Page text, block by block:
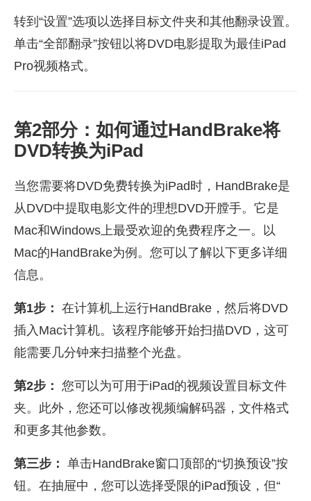
转到“设置”选项以选择目标文件夹和其他翻录设置。
单击“全部翻录”按钮以将DVD电影提取为最佳iPad
Pro视频格式。
第2部分：如何通过HandBrake将
DVD转换为iPad
当您需要将DVD免费转换为iPad时，HandBrake是
从DVD中提取电影文件的理想DVD开膛手。它是
Mac和Windows上最受欢迎的免费程序之一。以
Mac的HandBrake为例。您可以了解以下更多详细
信息。
第1步： 在计算机上运行HandBrake，然后将DVD
插入Mac计算机。该程序能够开始扫描DVD，这可
能需要几分钟来扫描整个光盘。
第2步： 您可以为可用于iPad的视频设置目标文件
夹。此外，您还可以修改视频编解码器，文件格式
和更多其他参数。
第三步： 单击HandBrake窗口顶部的“切换预设”按
钮。在抽屉中，您可以选择受限的iPad预设，但“